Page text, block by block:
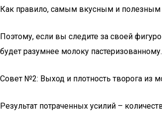
Как правило, самым вкусным и полезным
Поэтому, если вы следите за своей
будет разумнее молоку
Совет №2: Выход и плотность творога из
Результат потраченных усилий –